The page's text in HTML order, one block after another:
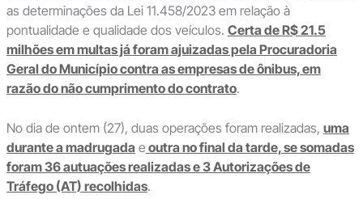
as determinações da Lei 11.458/2023 em relação à
pontualidade e qualidade dos veículos. Certa de R$ 21.5
milhões em multas já foram ajuizadas pela Procuradoria
Geral do Município contra as empresas de ônibus, em
razão do não cumprimento do contrato.
No dia de ontem (27), duas operações foram realizadas, uma
durante a madrugada e outra no final da tarde, se somadas
foram 36 autuações realizadas e 3 Autorizações de
Tráfego (AT) recolhidas.